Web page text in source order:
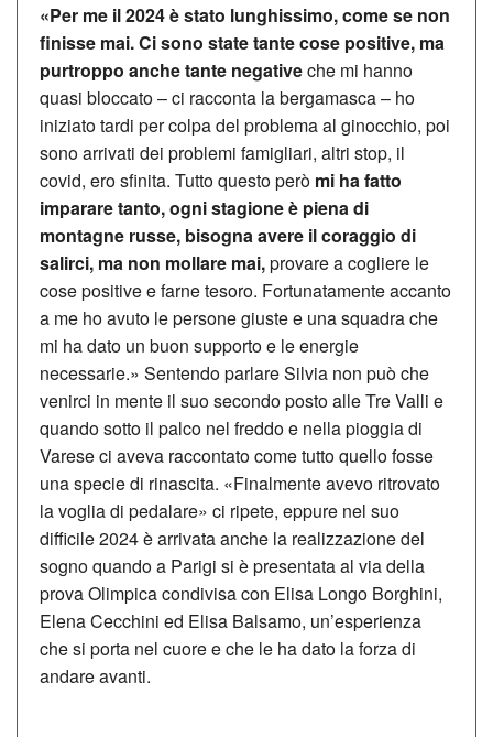
«Per me il 2024 è stato lunghissimo, come se non
finisse mai. Ci sono state tante cose positive, ma
purtroppo anche tante negativeche mi hanno
quasi bloccato – ci racconta la bergamasca – ho
iniziato tardi per colpa del problema al ginocchio, poi
sono arrivati dei problemi famigliari, altri stop, il
covid, ero sfinita. Tutto questo però mi ha fatto
imparare tanto, ogni stagione è piena di
montagne russe, bisogna avere il coraggio di
salirci, ma non mollare mai,provare a cogliere le
cose positive e farne tesoro. Fortunatamente accanto
a me ho avuto le persone giuste e una squadra che
mi ha dato un buon supporto e le energie
necessarie.» Sentendo parlare Silvia non può che
venirci in mente il suo secondo posto alle Tre Valli e
quando sotto il palco nel freddo e nella pioggia di
Varese ci aveva raccontato come tutto quello fosse
una specie di rinascita. «Finalmente avevo ritrovato
la voglia di pedalare» ci ripete, eppure nel suo
difficile 2024 è arrivata anche la realizzazione del
sogno quando a Parigi si è presentata al via della
prova Olimpica condivisa con Elisa Longo Borghini,
Elena Cecchini ed Elisa Balsamo, un’esperienza
che si porta nel cuore e che le ha dato la forza di
andare avanti.